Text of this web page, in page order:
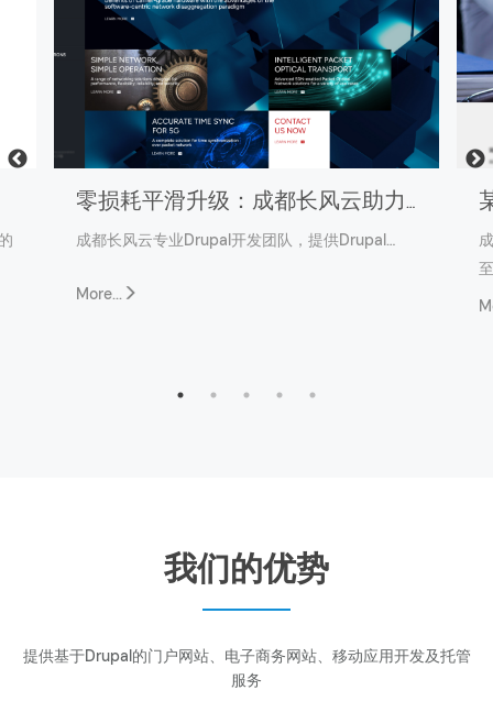
零损耗平滑升级：成都长风云助力斯达康Drupal官网完成版本跃迁
成都长风云专业Drupal开发团队，提供Drupal…
More...
我们的优势
提供基于Drupal的门户网站、电子商务网站、移动应用开发及托管
服务